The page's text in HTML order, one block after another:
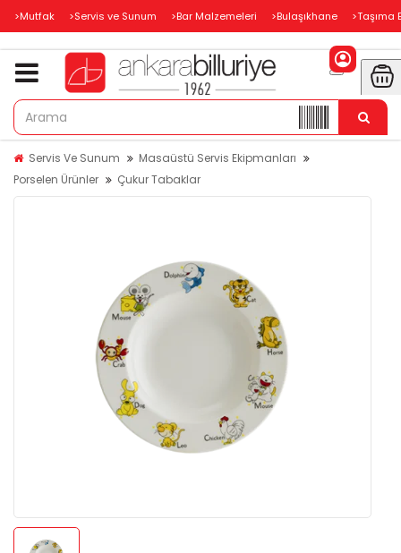
>Mutfak >Servis ve Sunum >Bar Malzemeleri >Bulaşıkhane >Taşıma
Servis Ve Sunum
Masaüstü Servis Ekipmanları
Porselen Ürünler
Çukur Tabaklar